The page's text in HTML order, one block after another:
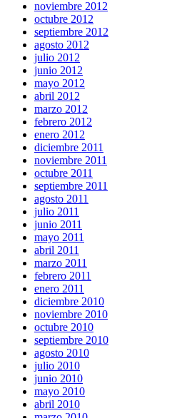
noviembre 2012
octubre 2012
septiembre 2012
agosto 2012
julio 2012
junio 2012
mayo 2012
abril 2012
marzo 2012
febrero 2012
enero 2012
diciembre 2011
noviembre 2011
octubre 2011
septiembre 2011
agosto 2011
julio 2011
junio 2011
mayo 2011
abril 2011
marzo 2011
febrero 2011
enero 2011
diciembre 2010
noviembre 2010
octubre 2010
septiembre 2010
agosto 2010
julio 2010
junio 2010
mayo 2010
abril 2010